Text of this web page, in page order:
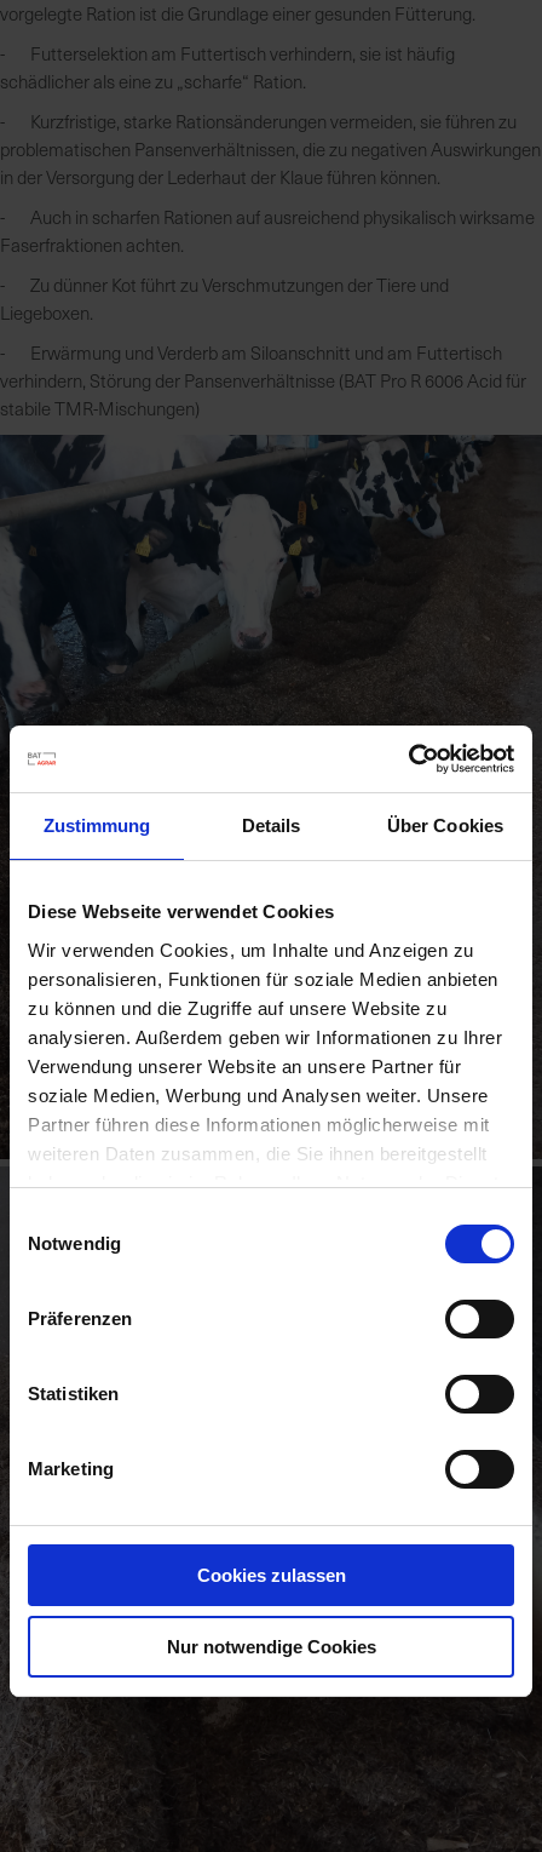
Zustimmung Details Über Cookies
Diese Webseite verwendet Cookies
Wir verwenden Cookies, um Inhalte und Anzeigen zu
personalisieren, Funktionen für soziale Medien anbieten
zu können und die Zugriffe auf unsere Website zu
analysieren. Außerdem geben wir Informationen zu Ihrer
Verwendung unserer Website an unsere Partner für
soziale Medien, Werbung und Analysen weiter. Unsere
Partner führen diese Informationen möglicherweise mit
weiteren Daten zusammen, die Sie ihnen bereitgestellt
haben oder die sie im Rahmen Ihrer Nutzung der Dienste
Notwendig
Präferenzen
Statistiken
Marketing
Cookies zulassen
Nur notwendige Cookies
vorgelegte Ration ist die Grundlage einer gesunden Fütterung.
- Futterselektion am Futtertisch verhindern, sie ist häufig
schädlicher als eine zu „scharfe“ Ration.
- Kurzfristige, starke Rationsänderungen vermeiden, sie führen zu
problematischen Pansenverhältnissen, die zu negativen Auswirkungen
in der Versorgung der Lederhaut der Klaue führen können.
- Auch in scharfen Rationen auf ausreichend physikalisch wirksame
Faserfraktionen achten.
- Zu dünner Kot führt zu Verschmutzungen der Tiere und
Liegeboxen.
- Erwärmung und Verderb am Siloanschnitt und am Futtertisch
verhindern, Störung der Pansenverhältnisse (BAT Pro R 6006 Acid für
stabile TMR-Mischungen)